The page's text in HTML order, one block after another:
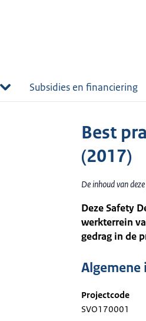
Subsidies en financiering
Best
(2017)
De inhoud van
Deze Safety
werkterrein
gedrag in de
Projectcode
SVO170001